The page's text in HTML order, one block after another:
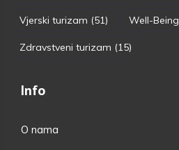
Vjerski turizam (51) Well-Being
Zdravstveni turizam (15)
Info
O nama